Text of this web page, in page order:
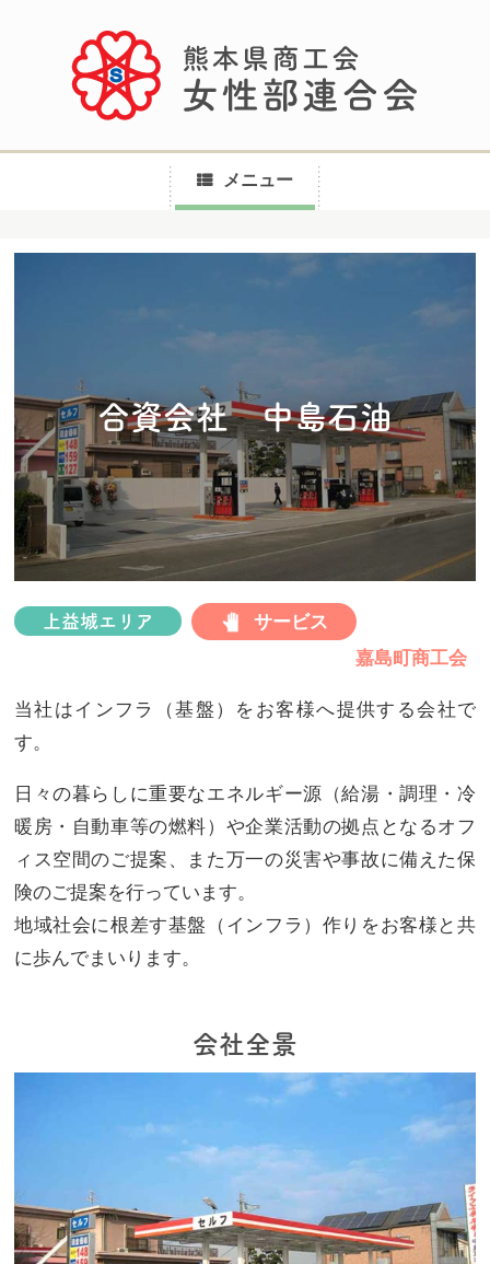
メニュー
へ
ス
キ
ッ
プ
合資会社 中島石油
上益城エリア
サービス
嘉島町商工会
当社はインフラ（基盤）をお客様へ提供する会社で
す。
日々の暮らしに重要なエネルギー源（給湯・調理・冷
暖房・自動車等の燃料）や企業活動の拠点となるオフ
ィス空間のご提案、また万一の災害や事故に備えた保
険のご提案を行っています。
地域社会に根差す基盤（インフラ）作りをお客様と共
に歩んでまいります。
会社全景